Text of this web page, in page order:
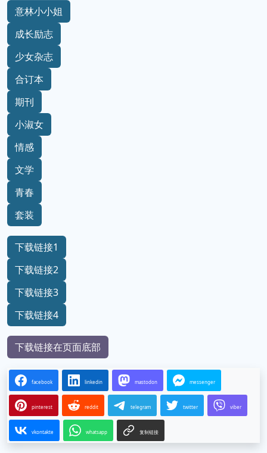
意林小小姐
成长励志
少女杂志
合订本
期刊
小淑女
情感
文学
青春
套装
下载链接1
下载链接2
下载链接3
下载链接4
下载链接在页面底部
facebook linkedin mastodon messenger
pinterest reddit telegram twitter viber
vkontakte whatsapp 复制链接